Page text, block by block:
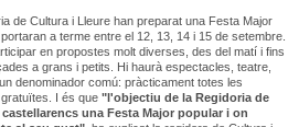
de Cultura i Lleure han preparat una Festa Major
a terme entre el 12, 13, 14 i 15 de setembre.
en propostes molt diverses, des del matí i fins
a grans i petits. Hi haurà espectacles, teatre,
denominador comú: pràcticament totes les
I és que "l'objectiu de la Regidoria de
una Festa Major popular i on